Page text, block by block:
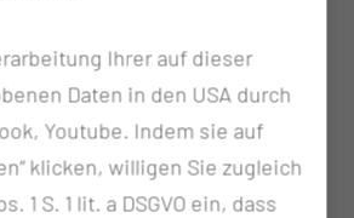
Begegnungsangebot der
Cottbus richtet
mit einer Krebserkrankung
einer Therapie und ist
Ihrer auf dieser
Daten in den USA durch
Youtube. Indem sie auf
klicken, willigen Sie zugleich
1 S. 1 lit. a DSGVO ein, dass